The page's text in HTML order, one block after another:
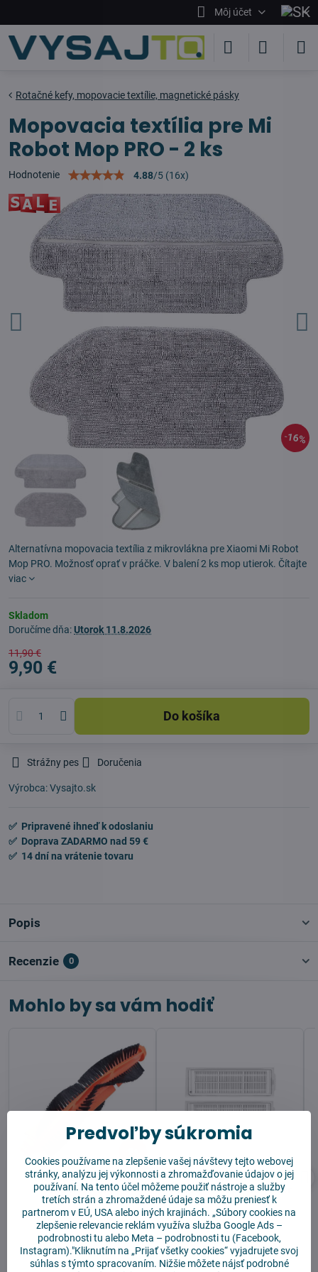
Môj účet
16%
Rotačné kefy, mopovacie textílie, magnetické pásky
Mopovacia textília pre Mi
Robot Mop PRO - 2 ks
Hodnotenie 4.88/5 (16x)
Alternatívna mopovacia textília z mikrovlákna pre Xiaomi Mi Robot
Mop PRO. Možnosť oprať v práčke. V balení 2 ks mop utierok. Čítajte
viac
Skladom
Doručíme dňa:Utorok 11.8.2026
11,90 €
9,90 €
Do košíka
Strážny pes Doručenia
Výrobca:Vysajto.sk
✅ Pripravené ihneď k odoslaniu
✅ Doprava ZADARMO nad 59 €
✅ 14 dní na vrátenie tovaru
Popis
Recenzie 0
Mohlo by sa vám hodiť
Mi Robot Mop PRO
Hlavná kefa
Skladom
Xiaomi Mi Robot
Vacuum Mop PRO Filter
2 ks
Skladom
Predvoľby súkromia
Cookies používame na zlepšenie vašej návštevy tejto webovej
stránky, analýzu jej výkonnosti a zhromažďovanie údajov o jej
používaní. Na tento účel môžeme použiť nástroje a služby
tretích strán a zhromaždené údaje sa môžu preniesť k
partnerom v EÚ, USA alebo iných krajinách. „Súbory cookies na
zlepšenie relevancie reklám využíva služba Google Ads –
podrobnosti tu alebo Meta – podrobnosti tu (Facebook,
Instagram)."Kliknutím na „Prijať všetky cookies“ vyjadrujete svoj
súhlas s týmto spracovaním. Nižšie môžete nájsť podrobné